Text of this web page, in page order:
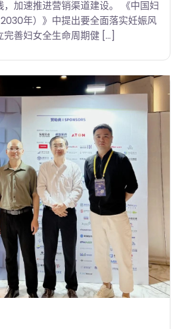
加速推进营销渠道建设。 《中国妇
年）》中提出要全面落实妊娠风
完善妇女全生命周期健 […]